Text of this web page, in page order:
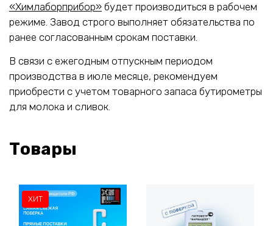
«Химлаборприбор» будет производиться в рабочем
режиме. Завод строго выполняет обязательства по
ранее согласованным срокам поставки.
В связи с ежегодным отпускным периодом
производства в июле месяце, рекомендуем
приобрести с учетом товарного запаса бутирометры
для молока и сливок.
Товары
ХИТ